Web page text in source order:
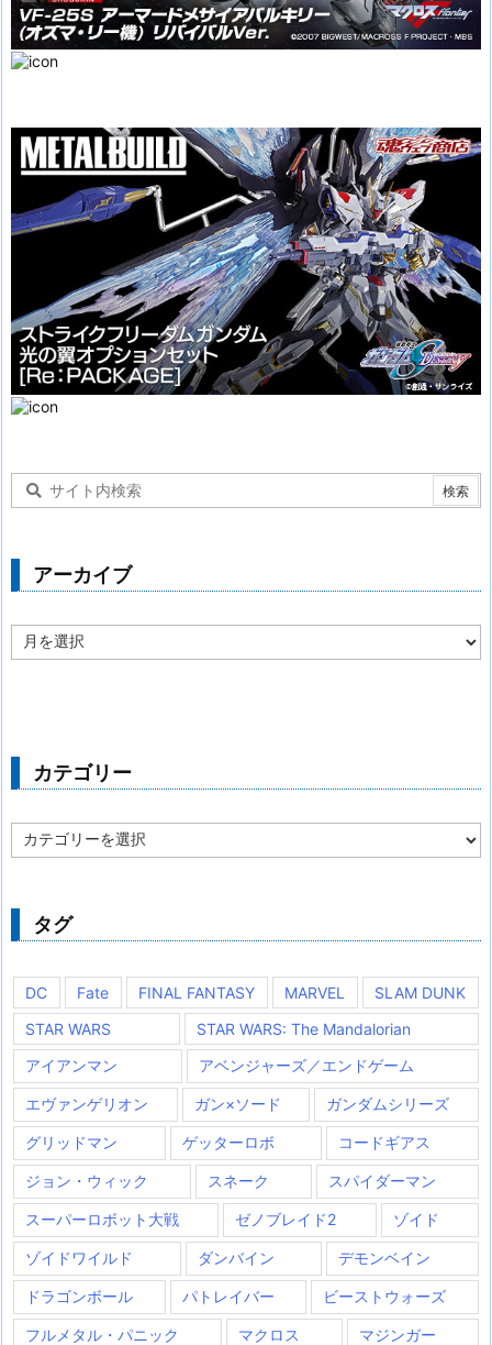
アーカイブ
ー
カテゴリー
テ
ー
タグ
DC Fate FINAL FANTASY MARVEL
SLAM DUNK
STAR WARS
STAR WARS: The Mandalorian
アイアンマン
アベンジャーズ／エンドゲーム
エヴァンゲリオン ガン×ソード ガンダムシリーズ
グリッドマン ゲッターロボ コードギアス
ジョン・ウィック スネーク スパイダーマン
スーパーロボット大戦 ゼノブレイド2 ゾイド
ゾイドワイルド ダンバイン デモンベイン
ドラゴンボール パトレイバー ビーストウォーズ
フルメタル・パニック マクロス マジンガー